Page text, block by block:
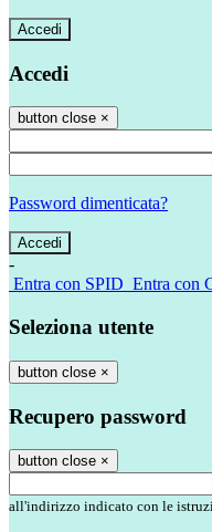
Accedi
Accedi
button close ×
Password dimenticata?
-
Entra con SPID Entra con
Seleziona utente
button close ×
Recupero password
button close ×
all'indirizzo indicato con le